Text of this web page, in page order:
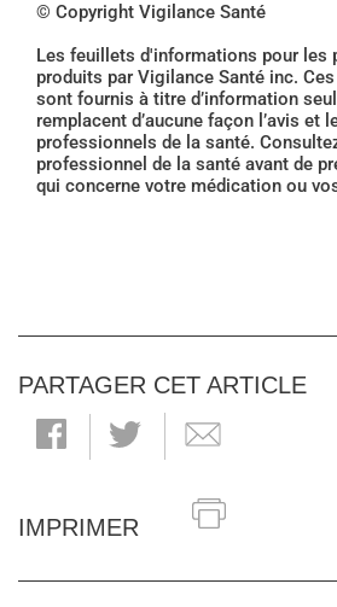
© Copyright Vigilance Santé
Les feuillets d'informations pour les
produits par Vigilance Santé inc.
sont fournis à titre d’information
remplacent d’aucune façon l’avis et
professionnels de la santé.
professionnel de la santé avant de
qui concerne votre médication ou
PARTAGER CET ARTICLE
IMPRIMER